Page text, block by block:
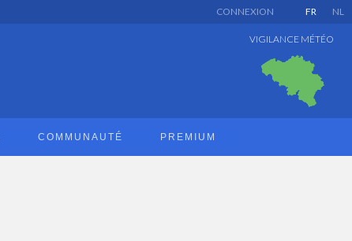
FR NL
CONNEXION
VIGILANCE MÉTÉO
COMMUNAUTÉ PREMIUM